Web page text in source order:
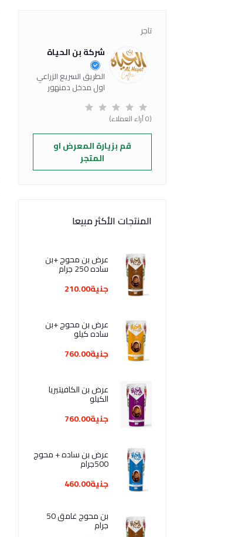
تاجر
شركة بن الحياة
الطريق السريع الزراعي
اول مدخل دمنهور
(0 آراء العملاء)
قم بزيارة المعرض او
المتجر
المنتجات الأكثر مبيعا
عرض بن محوج +بن
ساده 250 جرام
جنية210.00
عرض بن محوج +بن
ساده كيلو
جنية760.00
عرض بن الكافيتيريا
الكيلو
جنية760.00
عرض بن ساده + محوج
500جرام
جنية460.00
بن محوج غامق 50
جرام